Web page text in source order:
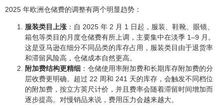
2025 年欧洲仓储费的调整有两个明显趋势：
服装类目上涨 ：自 2025 年 2 月 1 日起，服装、鞋靴、眼镜、
箱包等类目的月度仓储费有所上调，主要集中在淡季 1–9 月。
这是亚马逊在细分不同品类的库存占用，服装类目由于退货率
和滞留风险高，仓储成本自然更高。
附加费结构更精细 ：仓储使用率附加费和长期库存附加费的分
层收费更明确。超过 22 周和 241 天的库存，会触发不同档位
的附加费，按立方英尺计价，并且费率会随着滞留时间增加而
逐步提高。对慢销品来说，费用压力会越来越大。